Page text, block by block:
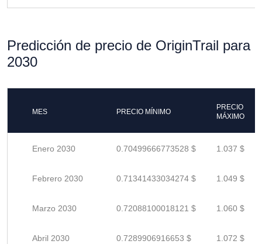
Predicción de precio de OriginTrail para
2030
MES PRECIO MÍNIMO
PRECIO
MÁXIMO
Enero 2030 0.70499666773528 $ 1.037 $
Febrero 2030 0.71341433034274 $ 1.049 $
Marzo 2030 0.72088100018121 $ 1.060 $
Abril 2030 0.7289906916653 $ 1.072 $